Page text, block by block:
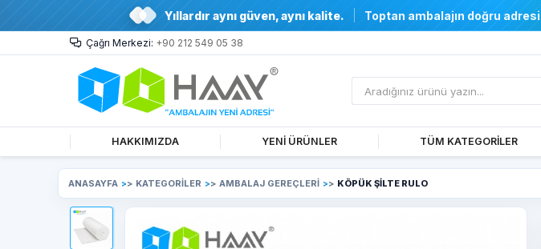
Yıllardır aynı güven, aynı kalite. Toptan ambalajın doğru adresi
Çağrı Merkezi: +90 212 549 05 38
HAKKIMIZDA YENİ ÜRÜNLER TÜM KATEGORİLER
ANASAYFA > KATEGORİLER > AMBALAJ GEREÇLERİ > KÖPÜK ŞILTE RULO